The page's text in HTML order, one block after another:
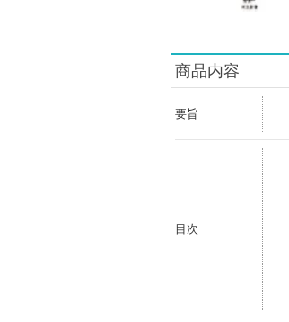
商品内容
要旨
目次